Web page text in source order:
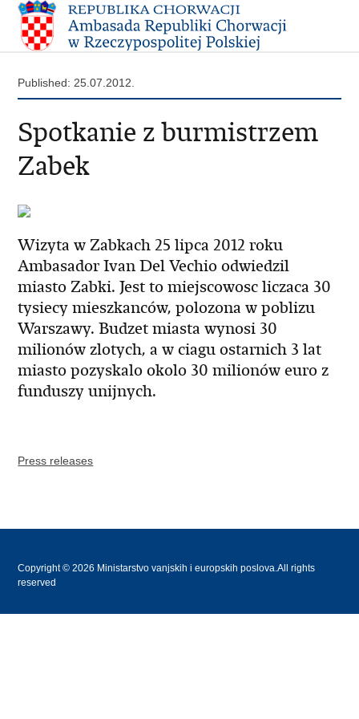
Published: 25.07.2012.
Spotkanie z burmistrzem
Zabek
Wizyta w Zabkach 25 lipca 2012 roku
Ambasador Ivan Del Vechio odwiedzil
miasto Zabki. Jest to miejscowosc liczaca 30
tysiecy mieszkanców, polozona w poblizu
Warszawy. Budzet miasta wynosi 30
milionów zlotych, a w ciagu ostarnich 3 lat
miasto pozyskalo okolo 30 milionów euro z
funduszy unijnych.
Press releases
Copyright © 2026 Ministarstvo vanjskih i europskih poslova.All rights
reserved